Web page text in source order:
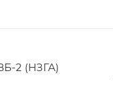
2 (НЗГА)